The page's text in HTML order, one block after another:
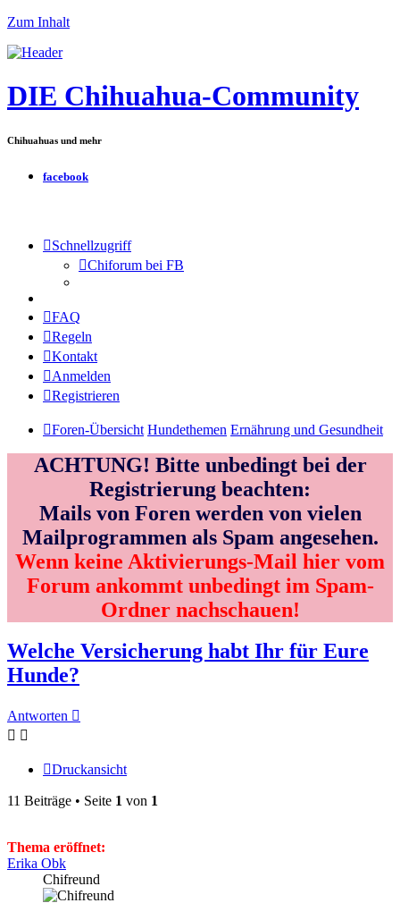
Zum Inhalt
DIE Chihuahua-Community
Chihuahuas und mehr
facebook
Schnellzugriff
Chiforum bei FB
FAQ
Regeln
Kontakt
Anmelden
Registrieren
Foren-Übersicht Hundethemen Ernährung und Gesundheit
ACHTUNG! Bitte unbedingt bei der
Registrierung beachten:
Mails von Foren werden von vielen
Mailprogrammen als Spam angesehen.
Wenn keine Aktivierungs-Mail hier vom
Forum ankommt unbedingt im Spam-
Ordner nachschauen!
Welche Versicherung habt Ihr für Eure
Hunde?
Antworten
Druckansicht
11 Beiträge • Seite 1 von 1
Thema eröffnet:
Erika Obk
Chifreund